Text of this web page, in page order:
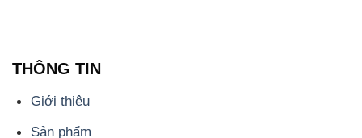
Chính sách và quy định chung
Tin tức
Liên hệ